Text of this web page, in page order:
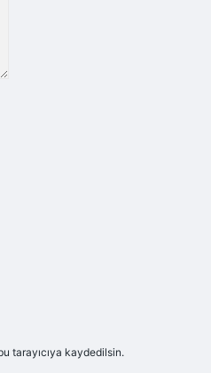
tarayıcıya kaydedilsin.